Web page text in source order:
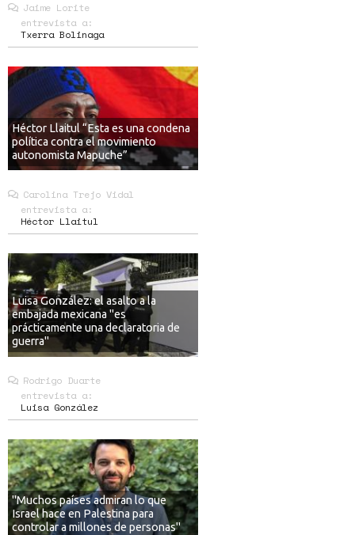
Jaime Lorite
entrevista a:
Txerra Bolinaga
Héctor Llaitul “Esta es una condena
política contra el movimiento
autonomista Mapuche”
Carolina Trejo Vidal
entrevista a:
Héctor Llaitul
Luisa González: el asalto a la
embajada mexicana "es
prácticamente una declaratoria de
guerra"
Rodrigo Duarte
entrevista a:
Luisa González
"Muchos países admiran lo que
Israel hace en Palestina para
controlar a millones de personas"